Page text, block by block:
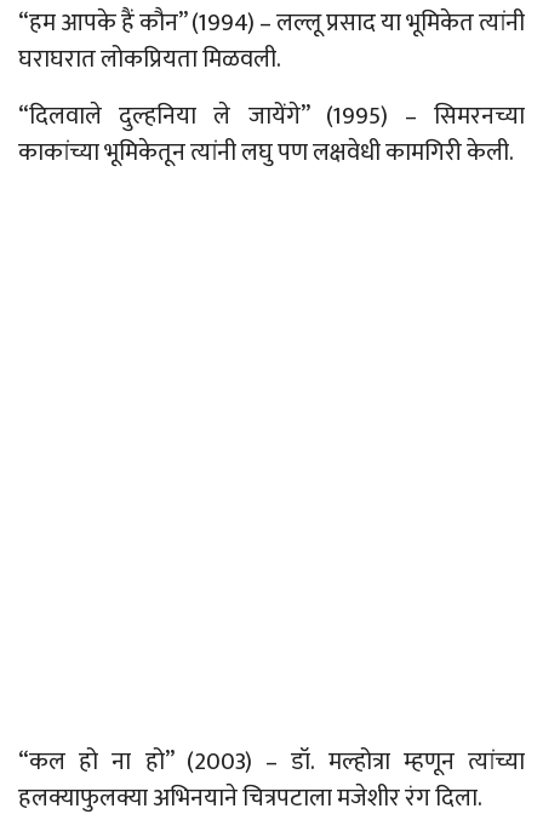
“हम आपके हैं कौन” (1994)–लल्लू प्रसाद या भूमिकेतत्यांनी
घराघरात लोकप्रियता मिळवली.
“दिलवाले दुल्हनिया ले जायेंगे” (1995) – सिमरनच्या
काकांच्या भूमिकेतून त्यांनी लघु पण लक्षवेधी कामगिरी केली.
“कल हो ना हो” (2003) – डॉ. मल्होत्रा म्हणून त्यांच्या
हलक्याफुलक्या अभिनयाने चित्रपटाला मजेशीर रंग दिला.